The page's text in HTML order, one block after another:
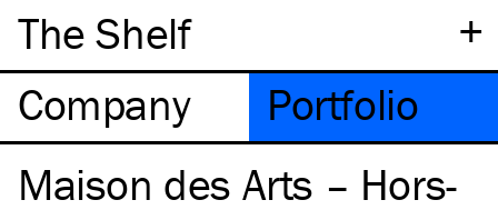
+
The Shelf
Company
Portfolio
Maison des Arts – Hors-